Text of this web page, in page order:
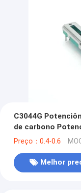
C3044G
de carbono
Preço：0.4-0.6
Melhor